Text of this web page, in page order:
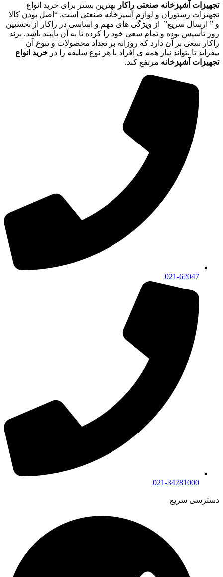
تجهیزات آشپزخانه صنعتی راکار بهترین بستر برای خرید انواع
تجهیزات رستوران و لوازم آشپزخانه صنعتی است. “اصل بودن کالا
و ” ارسال سریع” از ویژگی های مهم و اساسی در راکار از نخستین
روز تأسیس بوده و تمام سعی خود را کرده تا به آن پایبند باشد. برند
راکار سعی بر آن دارد که روزانه بر تعداد محصولات و تنوع آن
بیفزاید تا بتواند نیاز همه ی افراد با هر نوع سلیقه را در خرید انواع
تجهیزات آشپزخانه مرتفع کند.
021-62047
021-34281000
دسترسی سریع